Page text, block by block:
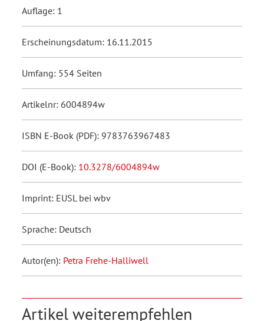
Auflage: 1
Erscheinungsdatum: 16.11.2015
Umfang: 554 Seiten
Artikelnr: 6004894w
ISBN E-Book (PDF): 9783763967483
DOI (E-Book): 10.3278/6004894w
Imprint: EUSL bei wbv
Sprache: Deutsch
Autor(en): Petra Frehe-Halliwell
Artikel weiterempfehlen